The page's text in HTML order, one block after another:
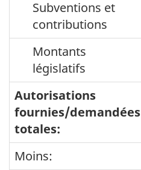
Subventions et
contributions
Montants
législatifs
Autorisations
fournies/demandées
totales:
Moins: